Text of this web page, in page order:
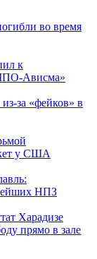
во время
к
Ависма»
за «фейков» в
у США
НПЗ
Харадизе
прямо в зале